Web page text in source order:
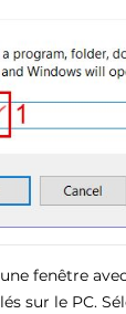
fenêtre
sur le PC.